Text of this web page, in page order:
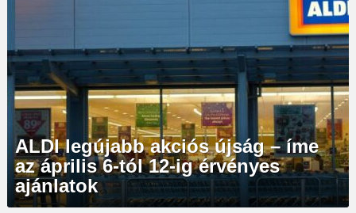
ALDI legújabb akciós újság – íme
az április 6-tól 12-ig érvényes
ajánlatok